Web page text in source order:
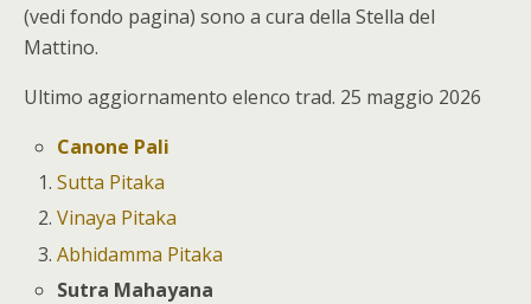
(vedi fondo pagina) sono a cura della Stella del
Mattino.
Ultimo aggiornamento elenco trad. 25 maggio 2026
Canone Pali
Sutta Pitaka
Vinaya Pitaka
Abhidamma Pitaka
Sutra Mahayana